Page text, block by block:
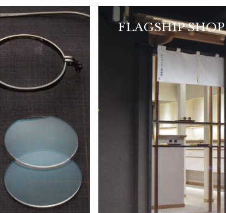
FLAGSHIP SHOP